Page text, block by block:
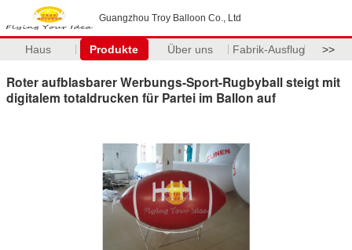
Guangzhou Troy Balloon Co., Ltd
Haus Produkte Über uns Fabrik-Ausflug >>
Roter aufblasbarer Werbungs-Sport-Rugbyball steigt mit
digitalem totaldrucken für Partei im Ballon auf